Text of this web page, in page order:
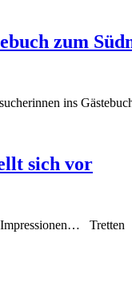
zum
ins
sich vor
Impressionen…